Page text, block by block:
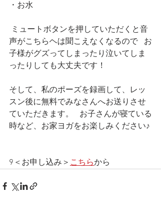
・お水
声がこちらヘは聞こえなくなるので   お
子様がグズってしまったり泣いてしま
ったりしても大丈夫です！
そして、私のポーズを録画して、レッ
スン後に無料でみなさんへお送りさせ
ていただきます。   お子さんが寝ている
時など、お家ヨガをお楽しみください♪
9＜お申し込み＞ こちらから